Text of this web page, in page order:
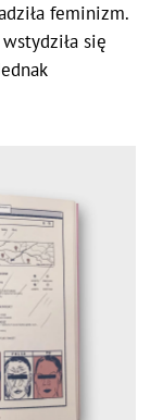
feminizm.
się